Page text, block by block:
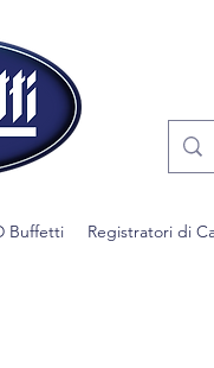
Buffetti Registratori di